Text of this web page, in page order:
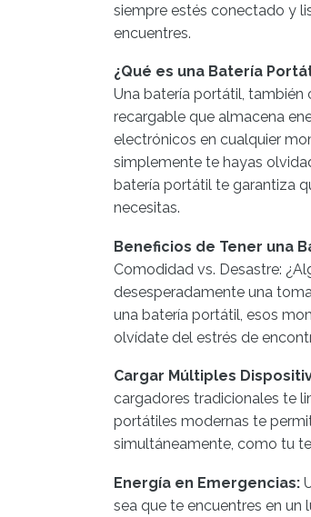
siempre estés conectado y
encuentres.
¿Qué es una Batería
Una batería portátil,
recargable que almacena
electrónicos en cualquier
simplemente te hayas
batería portátil te garantiza
necesitas.
Beneficios de Tener una
Comodidad vs. Desastre:
desesperadamente una
una batería portátil, esos
olvídate del estrés de
Cargar Múltiples
cargadores tradicionales te
portátiles modernas te
simultáneamente, como tu
Energía en Emergencias:
sea que te encuentres en un